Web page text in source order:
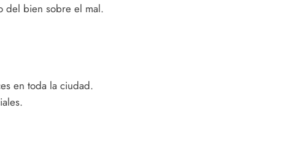
del bien sobre el mal.
en toda la ciudad.